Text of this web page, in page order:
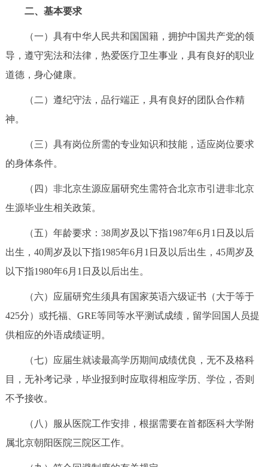
二、基本要求
（一）具有中华人民共和国国籍，拥护中国共产党的领
导，遵守宪法和法律，热爱医疗卫生事业，具有良好的职业
道德，身心健康。
（二）遵纪守法，品行端正，具有良好的团队合作精
神。
（三）具有岗位所需的专业知识和技能，适应岗位要求
的身体条件。
（四）非北京生源应届研究生需符合北京市引进非北京
生源毕业生相关政策。
（五）年龄要求：38周岁及以下指1987年6月1日及以后
出生，40周岁及以下指1985年6月1日及以后出生，45周岁及
以下指1980年6月1日及以后出生。
（六）应届研究生须具有国家英语六级证书（大于等于
425分）或托福、GRE等同等水平测试成绩，留学回国人员提
供相应的外语成绩证明。
（七）应届生就读最高学历期间成绩优良，无不及格科
目，无补考记录，毕业报到时应取得相应学历、学位，否则
不予接收。
（八）服从医院工作安排，根据需要在首都医科大学附
属北京朝阳医院三院区工作。